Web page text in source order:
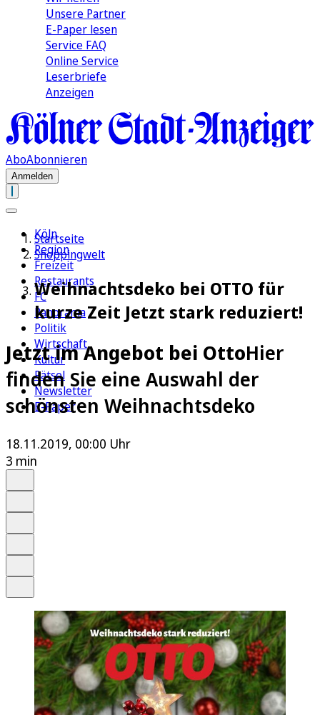
Unsere Partner
E-Paper lesen
Service FAQ
Online Service
Leserbriefe
Anzeigen
AboAbonnieren
Anmelden
Köln
Region
Freizeit
Restaurants
FC
Panorama
Politik
Wirtschaft
Kultur
Rätsel
Newsletter
E-Paper
Startseite
Shoppingwelt
Weihnachtsdeko bei OTTO für
kurze Zeit Jetzt stark reduziert!
Jetzt im Angebot bei OttoHier
finden Sie eine Auswahl der
schönsten Weihnachtsdeko
18.11.2019, 00:00 Uhr
3 min